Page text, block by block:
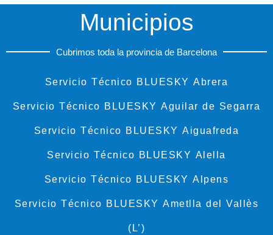
Municipios
Cubrimos toda la provincia de Barcelona
Servicio Técnico BLUESKY Abrera
Servicio Técnico BLUESKY Aguilar de Segarra
Servicio Técnico BLUESKY Aiguafreda
Servicio Técnico BLUESKY Alella
Servicio Técnico BLUESKY Alpens
Servicio Técnico BLUESKY Ametlla del Vallès
(L’)